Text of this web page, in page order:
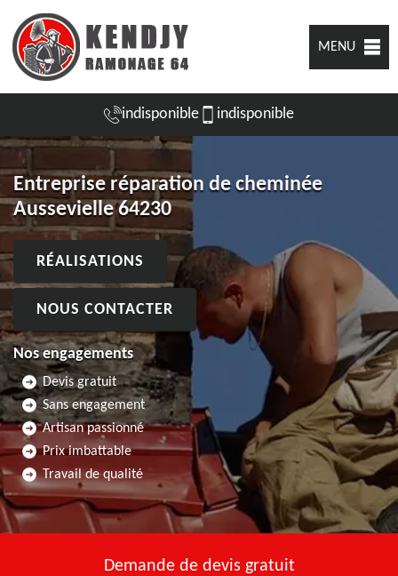
MENU
indisponible indisponible
Entreprise réparation de cheminée
Aussevielle 64230
RÉALISATIONS
NOUS CONTACTER
Nos engagements
Devis gratuit
Sans engagement
Artisan passionné
Prix imbattable
Travail de qualité
Demande de devis gratuit